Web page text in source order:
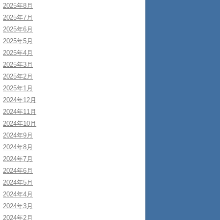
2025年8月
2025年7月
2025年6月
2025年5月
2025年4月
2025年3月
2025年2月
2025年1月
2024年12月
2024年11月
2024年10月
2024年9月
2024年8月
2024年7月
2024年6月
2024年5月
2024年4月
2024年3月
2024年2月